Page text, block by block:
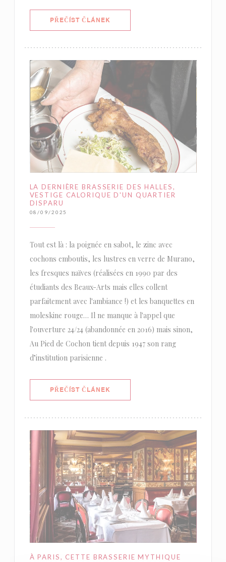
PŘEČÍST ČLÁNEK
LA DERNIÈRE BRASSERIE DES HALLES,
VESTIGE CALORIQUE D'UN QUARTIER
DISPARU
08/09/2025
Tout est là : la poignée en sabot, le zinc avec
cochons emboutis, les lustres en verre de Murano,
les fresques naïves (réalisées en 1990 par des
étudiants des Beaux-Arts mais elles collent
parfaitement avec l'ambiance !) et les banquettes en
moleskine rouge… Il ne manque à l'appel que
l'ouverture 24/24 (abandonnée en 2016) mais sinon,
Au Pied de Cochon tient depuis 1947 son rang
d’institution parisienne .
PŘEČÍST ČLÁNEK
À PARIS, CETTE BRASSERIE MYTHIQUE